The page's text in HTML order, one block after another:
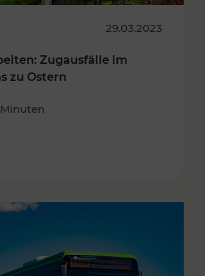
29.03.2023
Zugausfälle im
zu Ostern